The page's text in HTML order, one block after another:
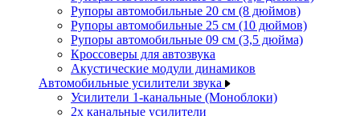
Рупоры автомобильные 20 см (8 дюймов)
Рупоры автомобильные 25 см (10 дюймов)
Рупоры автомобильные 09 см (3,5 дюйма)
Кроссоверы для автозвука
Акустические модули динамиков
Автомобильные усилители звука
Усилители 1-канальные (Моноблоки)
2х канальные усилители